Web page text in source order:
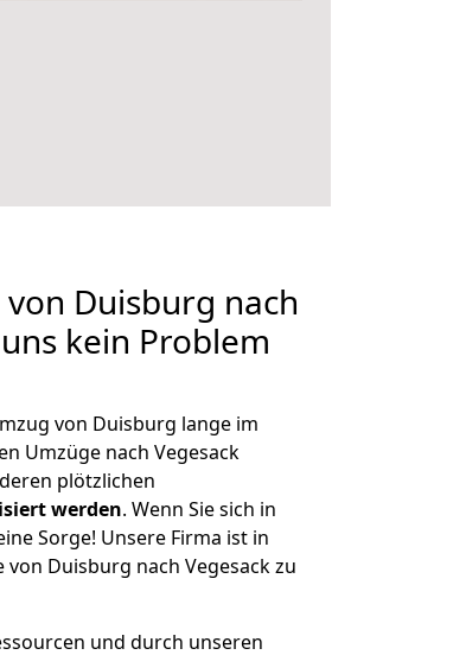
Duisburg nach
kein Problem
von Duisburg lange im
Umzüge nach Vegesack
plötzlichen
werden. Wenn Sie sich in
Sorge! Unsere Firma ist in
Duisburg nach Vegesack zu
und durch unseren